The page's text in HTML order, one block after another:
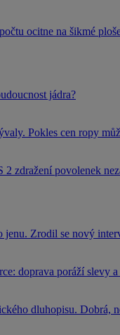
ocitne na šikmé
jádra?
Pokles cen ropy
2 zdražení povolenek
jenu. Zrodil se nový
doprava poráží slevy
dluhopisu. Dobrá,